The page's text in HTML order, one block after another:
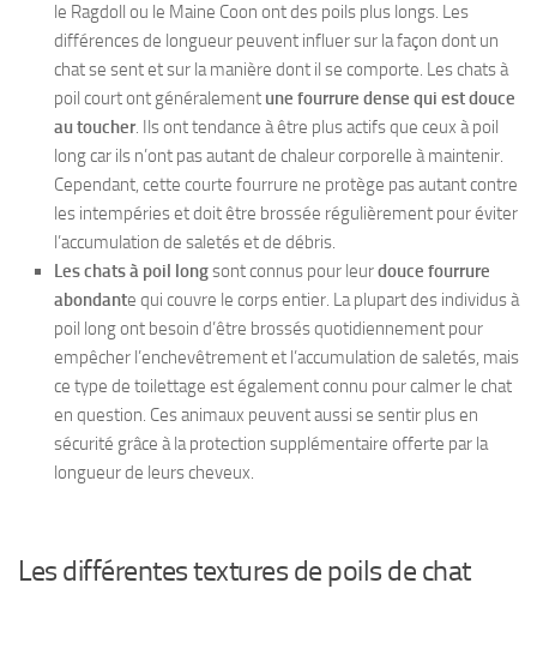
le Ragdoll ou le Maine Coon ont des poils plus longs. Les
différences de longueur peuvent influer sur la façon dont un
chat se sent et sur la manière dont il se comporte. Les chats à
poil court ont généralement une fourrure dense qui est douce
au toucher. Ils ont tendance à être plus actifs que ceux à poil
long car ils n’ont pas autant de chaleur corporelle à maintenir.
Cependant, cette courte fourrure ne protège pas autant contre
les intempéries et doit être brossée régulièrement pour éviter
l’accumulation de saletés et de débris.
Les chats à poil longsont connus pour leurdouce fourrure
abondante qui couvre le corps entier. La plupart des individus à
poil long ont besoin d’être brossés quotidiennement pour
empêcher l’enchevêtrement et l’accumulation de saletés, mais
ce type de toilettage est également connu pour calmer le chat
en question. Ces animaux peuvent aussi se sentir plus en
sécurité grâce à la protection supplémentaire offerte par la
longueur de leurs cheveux.
Les différentes textures de poils de chat